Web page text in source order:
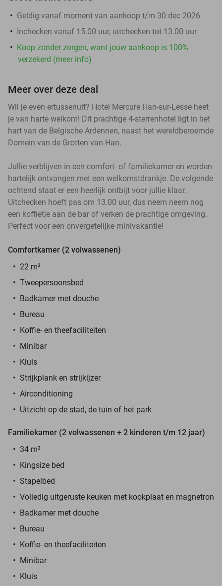
Geldig vanaf moment van aankoop t/m 30 dec 2026
Inchecken vanaf 15.00 uur, uitchecken tot 13.00 uur
Koop zonder zorgen, want jouw aankoop is 100%
verzekerd (meer info)
Meer over deze deal
Wil je even ertussenuit? Hotel Mercure Han-sur-Lesse heet
je van harte welkom! Dit prachtige 4-sterrenhotel ligt in het
hart van de Belgische Ardennen, naast het wereldberoemde
Domein van de Grotten van Han.
Jullie verblijven in een comfort- of familiekamer en worden
hartelijk ontvangen met een welkomstdrankje. De volgende
ochtend staat er een heerlijk ontbijt voor jullie klaar.
Uitchecken hoeft pas om 13.00 uur, dus neem neem nog
een koffietje aan de bar of verken de prachtige omgeving.
Perfect voor een onvergetelijke minivakantie!
Comfortkamer (2 volwassenen)
22 m²
Tweepersoonsbed
Badkamer met douche
Bureau
Koffie- en theefaciliteiten
Minibar
Kluis
Strijkplank en strijkijzer
Airconditioning
Uitzicht op de stad, de tuin of het park
Familiekamer (2 volwassenen + 2 kinderen t/m 12 jaar)
34 m²
Kingsize bed
Stapelbed
Volledig uitgeruste keuken met kookplaat en magnetron
Badkamer met douche
Bureau
Koffie- en theefaciliteiten
Minibar
Kluis